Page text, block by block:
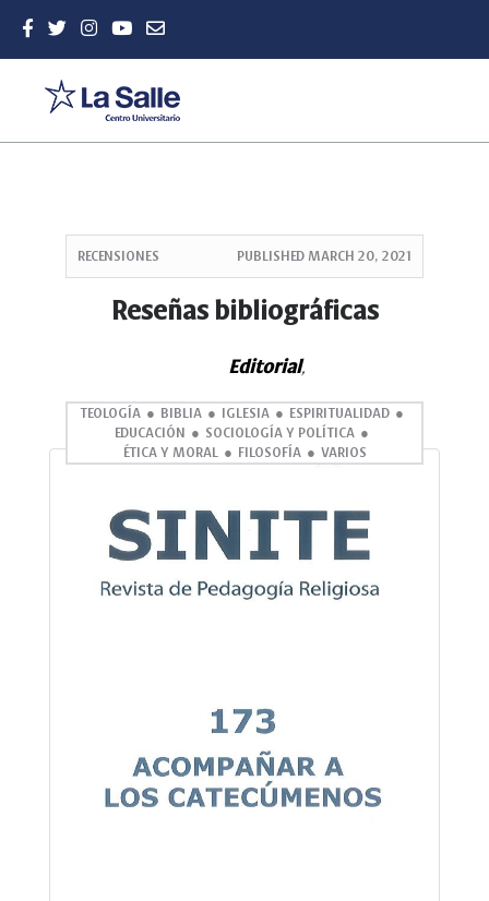
Content
RECENSIONES PUBLISHED MARCH 20, 2021
Reseñas bibliográficas
Editorial,
TEOLOGÍA BIBLIA IGLESIA
ESPIRITUALIDAD
EDUCACIÓN
SOCIOLOGÍA Y POLÍTICA
ÉTICA Y MORAL
FILOSOFÍA VARIOS